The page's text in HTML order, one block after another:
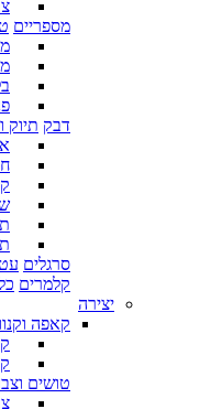
מספריים
דבק תיוק
סרגלים
קלמרים
יצירה
קאפה
טושים